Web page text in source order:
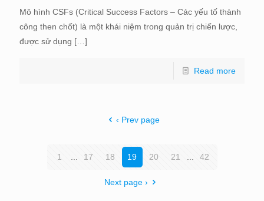
Mô hình CSFs (Critical Success Factors – Các yếu tố thành
công then chốt) là một khái niệm trong quản trị chiến lược,
được sử dụng […]
Read more
‹ Prev page
1 17 18 19 20 21 42
Next page ›